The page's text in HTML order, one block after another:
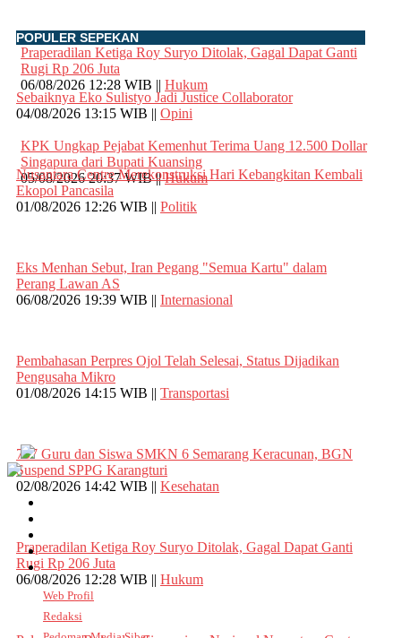
Praperadilan Ketiga Roy Suryo Ditolak, Gagal Dapat Ganti
Rugi Rp 206 Juta
06/08/2026 12:28 WIB || Hukum
KPK Ungkap Pejabat Kemenhut Terima Uang 12.500 Dollar
Singapura dari Bupati Kuansing
05/08/2026 20:37 WIB ||Hukum
POPULER SEPEKAN
Sebaiknya Eko Sulistyo Jadi Justice Collaborator
04/08/2026 13:15 WIB || Opini
Nusantara Centre Merekonstruksi Hari Kebangkitan Kembali
Ekopol Pancasila
01/08/2026 12:26 WIB || Politik
Eks Menhan Sebut, Iran Pegang "Semua Kartu" dalam
Perang Lawan AS
06/08/2026 19:39 WIB || Internasional
Pembahasan Perpres Ojol Telah Selesai, Status Dijadikan
Pengusaha Mikro
01/08/2026 14:15 WIB || Transportasi
707 Guru dan Siswa SMKN 6 Semarang Keracunan, BGN
Suspend SPPG Karangturi
02/08/2026 14:42 WIB || Kesehatan
Praperadilan Ketiga Roy Suryo Ditolak, Gagal Dapat Ganti
Rugi Rp 206 Juta
06/08/2026 12:28 WIB || Hukum
Web Profil
Redaksi